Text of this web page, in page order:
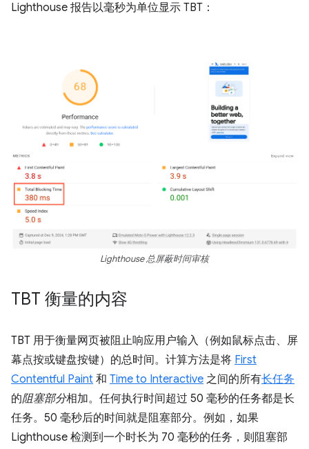
Lighthouse 报告以毫秒为单位显示 TBT：
Lighthouse 总屏蔽时间审核
TBT 衡量的内容
TBT 用于衡量网页被阻止响应用户输入（例如鼠标点击、屏
幕点按或键盘按键）的总时间。计算方法是将 First
Contentful Paint 和 Time to Interactive 之间的所有长任务
的阻塞部分相加。任何执行时间超过 50 毫秒的任务都是长
任务。50 毫秒后的时间就是阻塞部分。例如，如果
Lighthouse 检测到一个时长为 70 毫秒的任务，则阻塞部